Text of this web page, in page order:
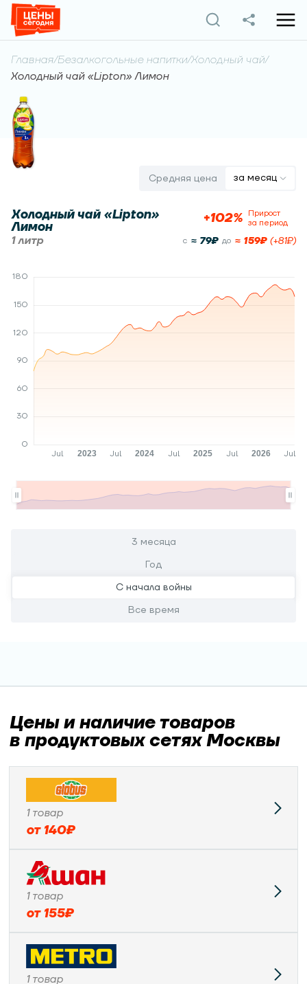
Главная/Безалкогольные напитки/Холодный чай/
Холодный чай «Lipton» Лимон
Средняя цена за месяц
Холодный чай «Lipton»
Лимон
1 литр
+102% Прирост
за период
c ≈ 79₽ до ≈ 159₽ (+81₽)
3 месяца
Год
С начала войны
Все время
Цены и наличие товаров
в продуктовых сетях Москвы
1 товар
от 140₽
1 товар
от 155₽
1 товар